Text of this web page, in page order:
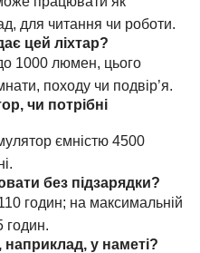
для читання чи роботи.
цей ліхтар?
1000 люмен, цього
походу чи подвір’я.
чи потрібні
ємністю 4500
без підзарядки?
годин; на максимальній
годин.
наприклад, у наметі?